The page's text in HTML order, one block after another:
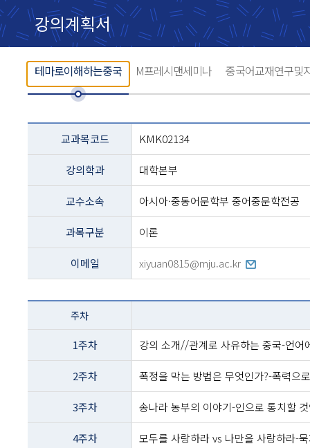
강의계획서
테마로이해하는중국 M프레시맨세미나 중국어교재연구및
-
교과명,
전화번호등의
교과목코드 KMK02134
강의학과 대학본부
교수소속 아시아·중동어문학부 중어중문학전공
과목구분 이론
이메일 xiyuan0815@mju.ac.kr
및
주차
1주차 강의 소개//관계로 사유하는 중국-언어
2주차 폭정을 막는 방법은 무엇인가?-폭력으
3주차 송나라 농부의 이야기-인으로 통치할
4주차 모두를 사랑하라 vs 나만을 사랑하라-